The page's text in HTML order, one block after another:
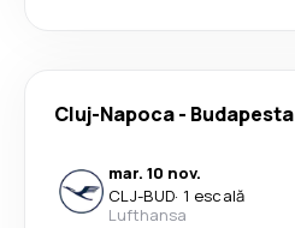
Cluj-Napoca- Budapesta
mar. 10 nov.
CLJ-BUD· 1 escală
Lufthansa